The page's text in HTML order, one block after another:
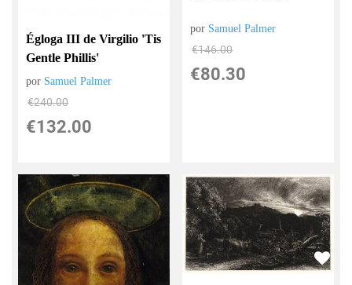
Égloga III de Virgilio 'Tis
Gentle Phillis'
por Samuel Palmer
€240.00
€132.00
por Samuel Palmer
€146.00
€80.30